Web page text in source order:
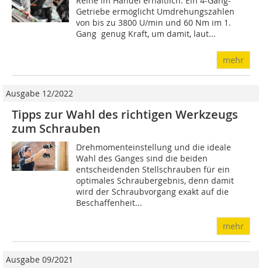
Getriebe ermöglicht Umdrehungszahlen
von bis zu 3800 U/min und 60 Nm im 1.
Gang  genug Kraft, um damit, laut...
mehr
Ausgabe 12/2022
Tipps zur Wahl des richtigen Werkzeugs
zum Schrauben
Drehmomenteinstellung und die ideale
Wahl des Ganges sind die beiden
entscheidenden Stellschrauben für ein
optimales Schraubergebnis, denn damit
wird der Schraubvorgang exakt auf die
Beschaffenheit...
mehr
Ausgabe 09/2021